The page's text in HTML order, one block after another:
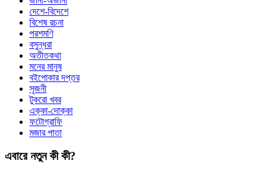
দেশে-বিদেশে
বিশেষ রচনা
পরশমণি
বসুন্ধরা
অতীতকথা
মনের মানুষ
বইপোকার দপ্তর
সৃজনী
টুকরো খবর
এক্কা-দোক্কা
ফটোগ্রাফি
মজার পাতা
এবারে নতুন কী কী?